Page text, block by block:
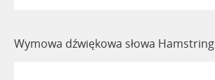
Wymowa dźwiękowa słowa Hamstring